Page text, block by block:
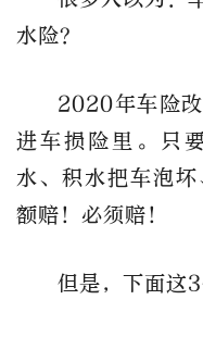
水险？
2020年车险
进车损险里。只
水、积水把车泡
额赔！必须赔！
但是，下面这3